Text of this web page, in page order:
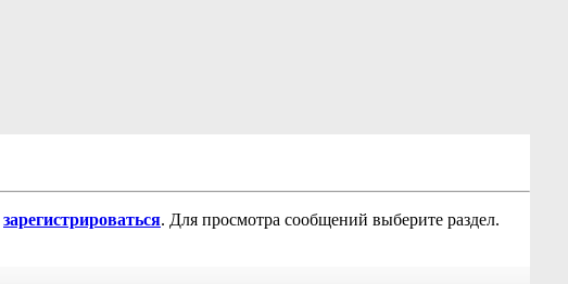
зарегистрироваться. Для просмотра сообщений выберите раздел.